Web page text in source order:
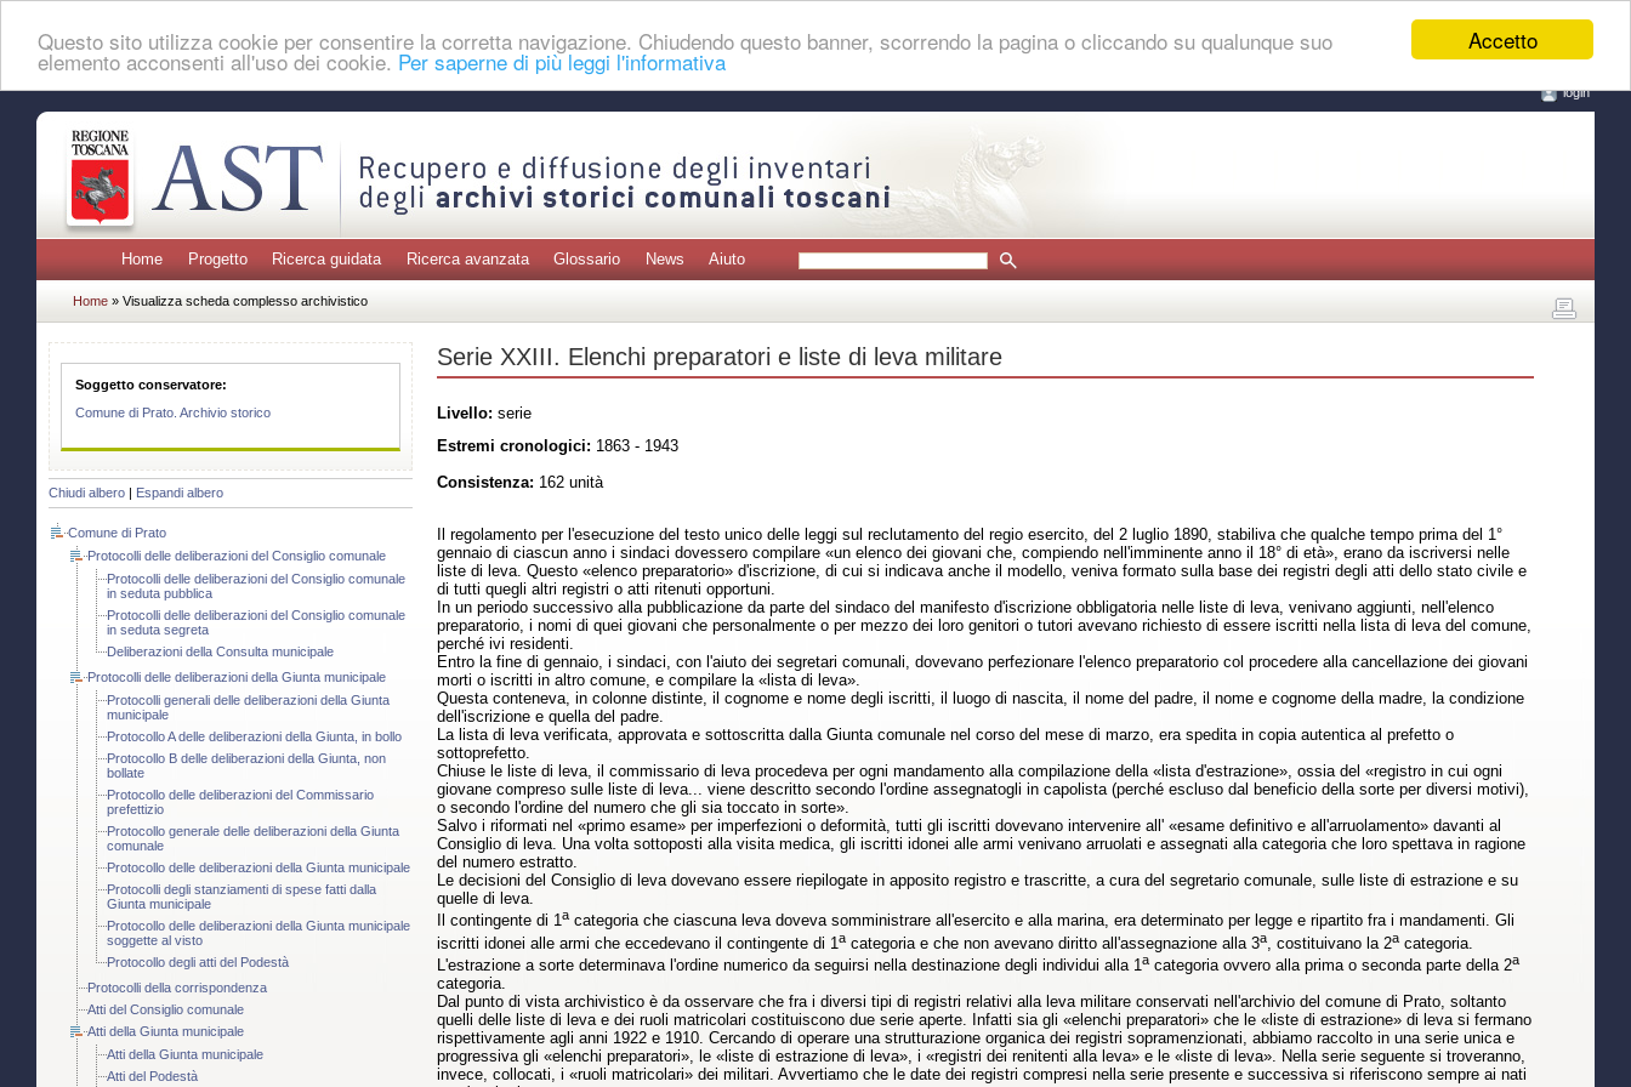
Accetto
Questo sito utilizza cookie per consentire la corretta navigazione. Chiudendo questo banner, scorrendo la pagina o cliccando su qualunque suo
elemento acconsenti all'uso dei cookie. Per saperne di più leggi l'informativa
login
Home Progetto Ricerca guidata Ricerca avanzata Glossario News Aiuto
Home » Visualizza scheda complesso archivistico
Soggetto conservatore:
Comune di Prato. Archivio storico
Chiudi albero Espandi albero
Comune di Prato
Protocolli delle deliberazioni del Consiglio comunale
Protocolli delle deliberazioni del Consiglio comunale
in seduta pubblica
Protocolli delle deliberazioni del Consiglio comunale
in seduta segreta
Deliberazioni della Consulta municipale
Protocolli delle deliberazioni della Giunta municipale
Protocolli generali delle deliberazioni della Giunta
municipale
Protocollo A delle deliberazioni della Giunta, in bollo
Protocollo B delle deliberazioni della Giunta, non
bollate
Protocollo delle deliberazioni del Commissario
prefettizio
Protocollo generale delle deliberazioni della Giunta
comunale
Protocollo delle deliberazioni della Giunta municipale
Protocolli degli stanziamenti di spese fatti dalla
Giunta municipale
Protocollo delle deliberazioni della Giunta municipale
soggette al visto
Protocollo degli atti del Podestà
Protocolli della corrispondenza
Atti del Consiglio comunale
Atti della Giunta municipale
Atti della Giunta municipale
Atti del Podestà
Serie XXIII. Elenchi preparatori e liste di leva militare
Livello: serie
Estremi cronologici: 1863 - 1943
Consistenza: 162 unità
Il regolamento per l'esecuzione del testo unico delle leggi sul reclutamento del regio esercito, del 2 luglio 1890, stabiliva che qualche tempo prima del 1°
gennaio di ciascun anno i sindaci dovessero compilare «un elenco dei giovani che, compiendo nell'imminente anno il 18° di età», erano da iscriversi nelle
liste di leva. Questo «elenco preparatorio» d'iscrizione, di cui si indicava anche il modello, veniva formato sulla base dei registri degli atti dello stato civile e
di tutti quegli altri registri o atti ritenuti opportuni.
In un periodo successivo alla pubblicazione da parte del sindaco del manifesto d'iscrizione obbligatoria nelle liste di leva, venivano aggiunti, nell'elenco
preparatorio, i nomi di quei giovani che personalmente o per mezzo dei loro genitori o tutori avevano richiesto di essere iscritti nella lista di leva del comune,
perché ivi residenti.
Entro la fine di gennaio, i sindaci, con l'aiuto dei segretari comunali, dovevano perfezionare l'elenco preparatorio col procedere alla cancellazione dei giovani
morti o iscritti in altro comune, e compilare la «lista di leva».
Questa conteneva, in colonne distinte, il cognome e nome degli iscritti, il luogo di nascita, il nome del padre, il nome e cognome della madre, la condizione
dell'iscrizione e quella del padre.
La lista di leva verificata, approvata e sottoscritta dalla Giunta comunale nel corso del mese di marzo, era spedita in copia autentica al prefetto o
sottoprefetto.
Chiuse le liste di leva, il commissario di leva procedeva per ogni mandamento alla compilazione della «lista d'estrazione», ossia del «registro in cui ogni
giovane compreso sulle liste di leva... viene descritto secondo l'ordine assegnatogli in capolista (perché escluso dal beneficio della sorte per diversi motivi),
o secondo l'ordine del numero che gli sia toccato in sorte».
Salvo i riformati nel «primo esame» per imperfezioni o deformità, tutti gli iscritti dovevano intervenire all' «esame definitivo e all'arruolamento» davanti al
Consiglio di leva. Una volta sottoposti alla visita medica, gli iscritti idonei alle armi venivano arruolati e assegnati alla categoria che loro spettava in ragione
del numero estratto.
Le decisioni del Consiglio di leva dovevano essere riepilogate in apposito registro e trascritte, a cura del segretario comunale, sulle liste di estrazione e su
quelle di leva.
Il contingente di 1a categoria che ciascuna leva doveva somministrare all'esercito e alla marina, era determinato per legge e ripartito fra i mandamenti. Gli
iscritti idonei alle armi che eccedevano il contingente di 1 a categoria e che non avevano diritto all'assegnazione alla 3a , costituivano la 2a categoria.
L'estrazione a sorte determinava l'ordine numerico da seguirsi nella destinazione degli individui alla 1a categoria ovvero alla prima o seconda parte della 2a
categoria.
Dal punto di vista archivistico è da osservare che fra i diversi tipi di registri relativi alla leva militare conservati nell'archivio del comune di Prato, soltanto
quelli delle liste di leva e dei ruoli matricolari costituiscono due serie aperte. Infatti sia gli «elenchi preparatori» che le «liste di estrazione» di leva si fermano
rispettivamente agli anni 1922 e 1910. Cercando di operare una strutturazione organica dei registri sopramenzionati, abbiamo raccolto in una serie unica e
progressiva gli «elenchi preparatori», le «liste di estrazione di leva», i «registri dei renitenti alla leva» e le «liste di leva». Nella serie seguente si troveranno,
invece, collocati, i «ruoli matricolari» dei militari. Avvertiamo che le date dei registri compresi nella serie presente e successiva si riferiscono sempre ai nati